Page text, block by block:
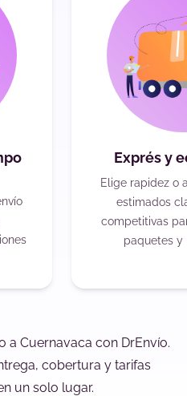
Exprés y
Elige rapidez o
estimados
competitivas
paquetes y
a Cuernavaca con DrEnvío.
cobertura y tarifas
un solo lugar.